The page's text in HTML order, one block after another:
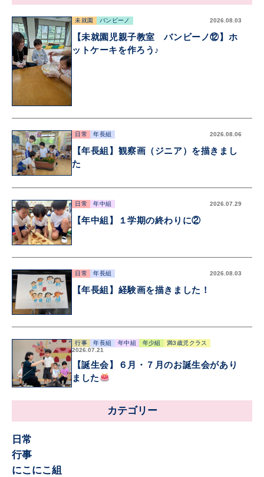
未就園 バンビーノ 2026.08.03
【未就園児親子教室 バンビーノ⑫】ホ
ットケーキを作ろう♪
日常 年長組 2026.08.06
【年長組】観察画（ジニア）を描きまし
た
日常 年中組 2026.07.29
【年中組】１学期の終わりに②
日常 年長組 2026.08.03
【年長組】経験画を描きました！
行事 年長組 年中組 年少組
満3歳児クラス
2026.07.21
【誕生会】６月・７月のお誕生会があり
ました
カテゴリー
日常
行事
にこにこ組